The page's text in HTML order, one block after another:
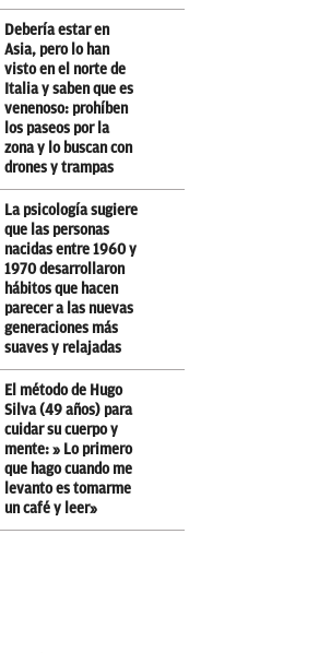
Debería estar en
Asia, pero lo han
visto en el norte de
Italia y saben que es
venenoso: prohíben
los paseos por la
zona y lo buscan con
drones y trampas
La psicología sugiere
que las personas
nacidas entre 1960 y
1970 desarrollaron
hábitos que hacen
parecer a las nuevas
generaciones más
suaves y relajadas
El método de Hugo
Silva (49 años) para
cuidar su cuerpo y
mente: » Lo primero
que hago cuando me
levanto es tomarme
un café y leer»